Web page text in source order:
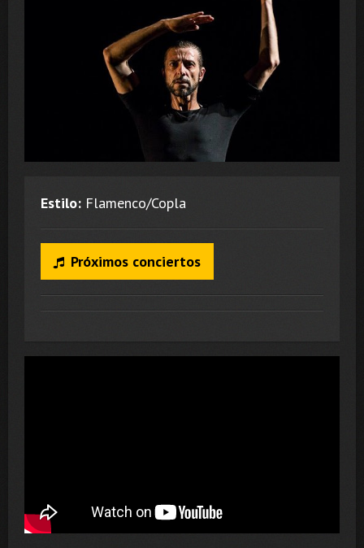
Estilo: Flamenco/Copla
Próximos conciertos